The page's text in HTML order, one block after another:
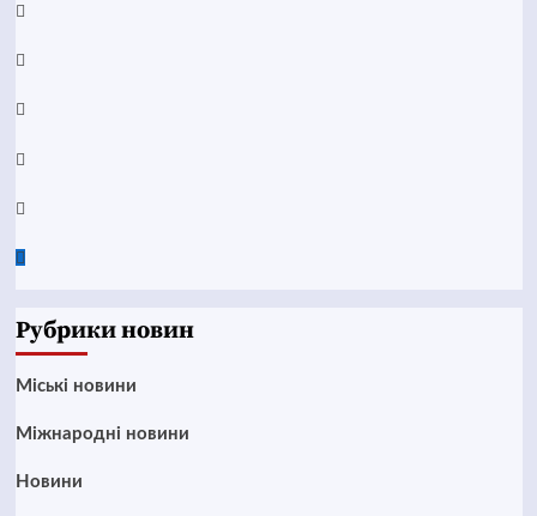
Facebook
YouTube
Telegram
Instagram
Twitter
Google
Рубрики новин
Mіські новини
Міжнародні новини
Новини